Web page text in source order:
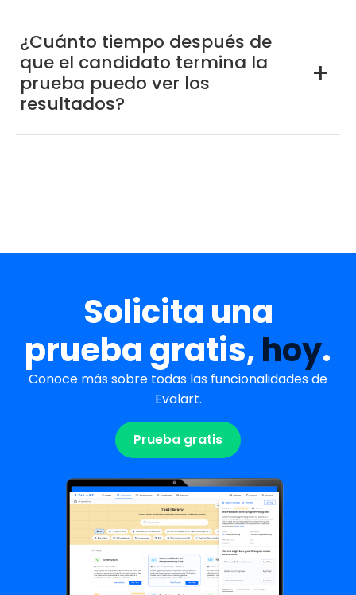
a
¿Cuánto tiempo después de
que el candidato termina la
prueba puedo ver los
resultados?
Solicita una
prueba gratis,hoy.
Conoce más sobre todas las funcionalidades de
Evalart.
Prueba gratis